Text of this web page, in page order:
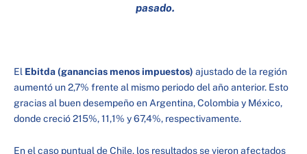
pasado.
El Ebitda (ganancias menos impuestos) ajustado de la región
aumentó un 2,7% frente al mismo periodo del año anterior. Esto
gracias al buen desempeño en Argentina, Colombia y México,
donde creció 215%, 11,1% y 67,4%, respectivamente.
En el caso puntual de Chile, los resultados se vieron afectados